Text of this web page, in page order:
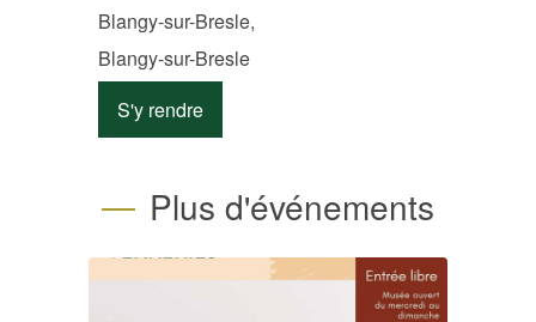
Blangy-sur-Bresle,
Blangy-sur-Bresle
S'y rendre
Plus d'événements